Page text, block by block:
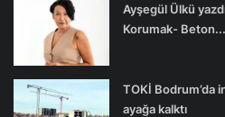
Ayşegül Ülkü
Korumak- Beton...
TOKİ Bodrum’da
ayağa kalktı